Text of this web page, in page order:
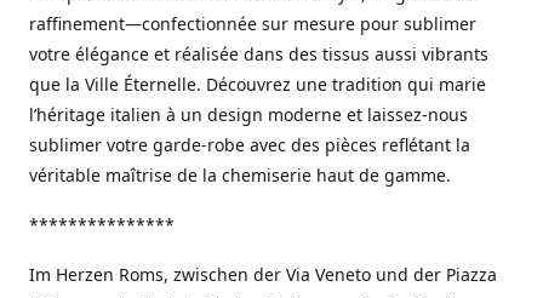
raffinement—confectionnée sur mesure pour sublimer
votre élégance et réalisée dans des tissus aussi vibrants
que la Ville Éternelle. Découvrez une tradition qui marie
l’héritage italien à un design moderne et laissez-nous
sublimer votre garde-robe avec des pièces reflétant la
véritable maîtrise de la chemiserie haut de gamme.
***************
Im Herzen Roms, zwischen der Via Veneto und der Piazza